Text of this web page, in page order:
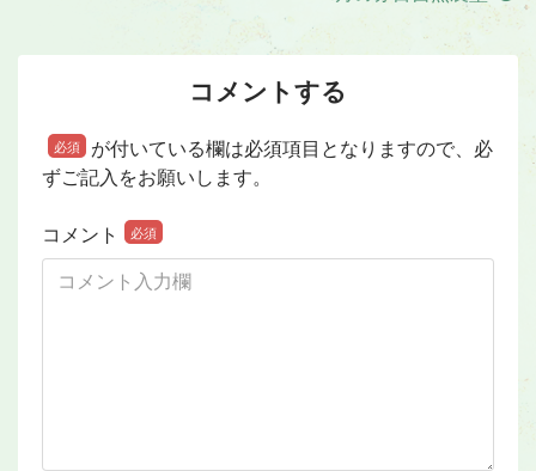
コメントする
必須
が付いている欄は必須項目となりますので、必
ずご記入をお願いします。
コメント 必須